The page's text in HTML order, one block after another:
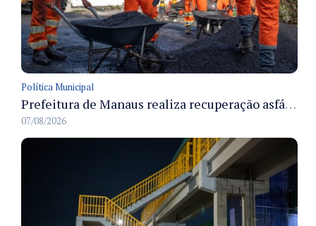
Política Municipal
Prefeitura de Manaus realiza recuperação asfáltica na rua Canário do Campo e amplia mobilidade na zona Norte
07/08/2026